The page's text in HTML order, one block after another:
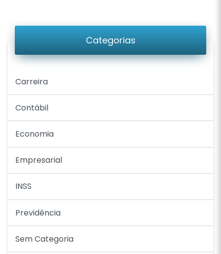
Categorias
Carreira
Contábil
Economia
Empresarial
INSS
Previdência
Sem Categoria